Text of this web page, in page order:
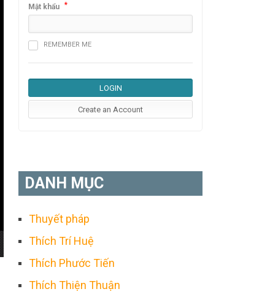
Mật khẩu *
REMEMBER ME
DANH MỤC
Thuyết pháp
Thích Trí Huệ
Thích Phước Tiến
Thích Thiện Thuận